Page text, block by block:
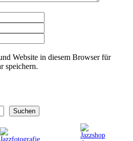
Mail-
Adresse
Website in diesem Browser für
speichern.
Suchen